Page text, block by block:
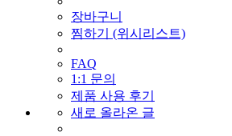
장바구니
찜하기 (위시리스트)
FAQ
1:1 문의
제품 사용 후기
새로 올라온 글